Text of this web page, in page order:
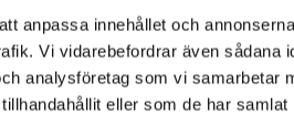
anpassa innehållet och
Vi vidarebefordrar även sådana
analysföretag som vi samarbetar
eller som de har